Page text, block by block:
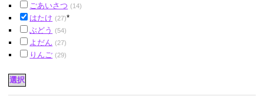
ごあいさつ (14)
はたけ (27)*
ぶどう
(54)
よだん (27)
りんご (29)